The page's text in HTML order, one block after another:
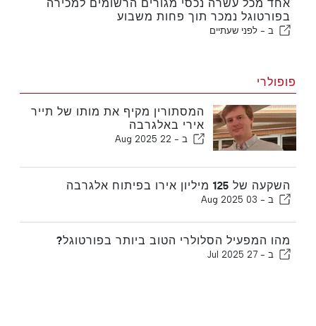
אחד מכל עשרה נכסי מגורים הרשומים למכירה
בפורטוגל נמכר תוך פחות משבוע
ב - לפני שעתיים
פופולרי
המסתורין מקיף את מותו של תייר
אירי באלגרבה
ב - 22 Aug 2025
השקעה של 125 מיליון אירו בפיתוח אלגרבה
ב - 03 Aug 2025
מהו המפעיל הסלולרי הטוב ביותר בפורטוגל?
ב - 27 Jul 2025